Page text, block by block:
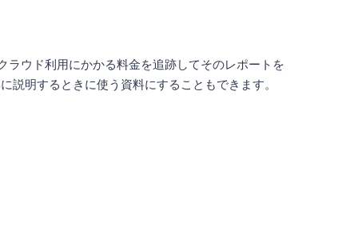
ラウド利用にかかる料金を追跡してそのレポートを
明するときに使う資料にすることもできます。